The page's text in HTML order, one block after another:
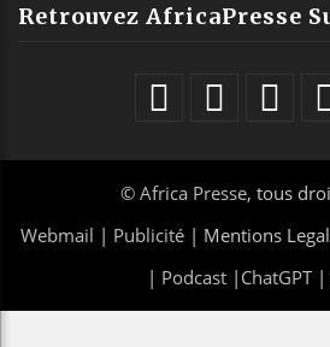
Retrouvez AfricaPresse
© Africa Presse, tous
Webmail | Publicité | Mentions
| Podcast| ChatGPT|